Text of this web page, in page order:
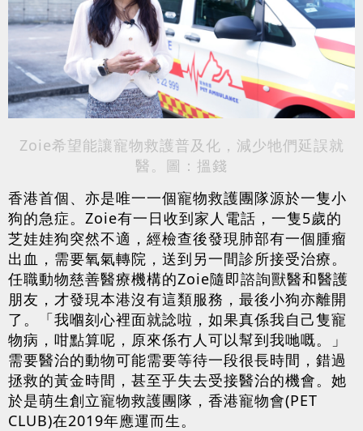
Zoie希望能讓寵物救護普及化，減少牠們延誤就
醫。圖：搵錢
香港首個、亦是唯一一個寵物救護團隊源於一隻小
狗的急症。Zoie有一日收到家人電話，一隻5歲的
芝娃娃狗突然不適，經檢查後發現肺部有一個腫瘤
出血，需要氧氣轉院，送到另一間診所接受治療。
任職動物慈善醫療機構的Zoie隨即諮詢獸醫和醫護
朋友，才發現本港沒有這類服務，最後小狗亦離開
了。「我嗰刻心裡面就諗啦，如果真係我自己隻寵
物病，咁點算呢，原來係冇人可以幫到我哋嘅。」
需要醫治的動物可能需要等待一段很長時間，錯過
拯救的黃金時間，甚至乎失去受接醫治的機會。她
於是萌生創立寵物救護團隊，香港寵物會(PET
CLUB)在2019年應運而生。